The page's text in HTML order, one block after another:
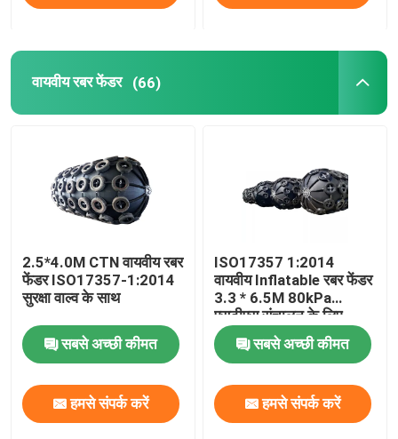
वायवीय रबर फेंडर (66)
2.5*4.0M CTN वायवीय रबर
फेंडर ISO17357-1:2014
सुरक्षा वाल्व के साथ
सबसे अच्छी कीमत
हमसे संपर्क करें
ISO17357 1:2014
वायवीय Inflatable रबर फेंडर
3.3 * 6.5M 80kPa
एसटीएस संचालन के लिए
सबसे अच्छी कीमत
हमसे संपर्क करें